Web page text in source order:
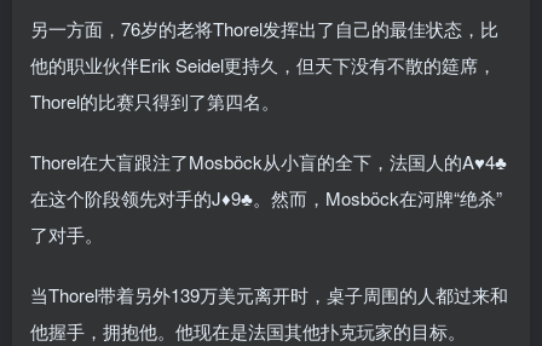
另一方面，76岁的老将Thorel发挥出了自己的最佳状态，比
他的职业伙伴Erik Seidel更持久，但天下没有不散的筵席，
Thorel的比赛只得到了第四名。
Thorel在大盲跟注了Mosböck从小盲的全下，法国人的A♥4♣
在这个阶段领先对手的J♦9♣。然而，Mosböck在河牌“绝杀”
了对手。
当Thorel带着另外139万美元离开时，桌子周围的人都过来和
他握手，拥抱他。他现在是法国其他扑克玩家的目标。